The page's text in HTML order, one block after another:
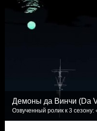
Демоны да Винчи (Da
Озвученный ролик к 3